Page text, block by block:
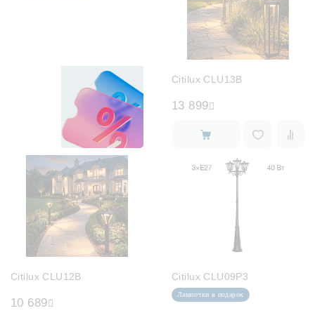
Интерьерная подсветка
Светодиодная лента
Предметы интерьера
Фонари
Комплектующие
Citilux CLU13B
13 899
Citilux CLU12B
10 689
Citilux CLU09P3
Лампочки в подарок